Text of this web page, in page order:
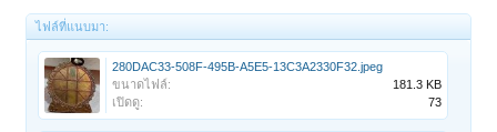
ไฟล์ที่แนบมา:
280DAC33-508F-495B-A5E5-13C3A2330F32.jpeg
ขนาดไฟล์:
181.3 KB
เปิดดู:
73